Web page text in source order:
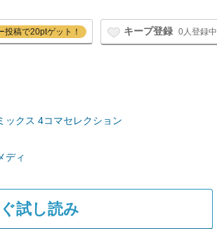
投稿で20ptゲット！ キープ登録 0人登録中
ックス 4コマセレクション
ディ
試し読み